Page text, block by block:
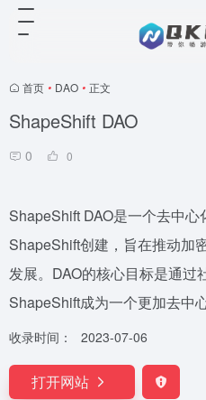
首页 • DAO • 正文
ShapeShift DAO
0 0
ShapeShift DAO是一个去中
ShapeShift创建，旨在推动加
发展。DAO的核心目标是通过
ShapeShift成为一个更加去中
收录时间： 2023-07-06
打开网站